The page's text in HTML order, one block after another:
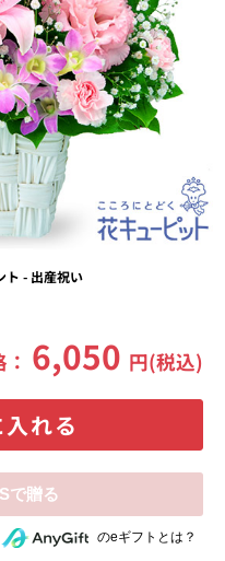
ト - 出産祝い
6,050 円(税込)
れる
eギフトで贈るのeギフトとは？